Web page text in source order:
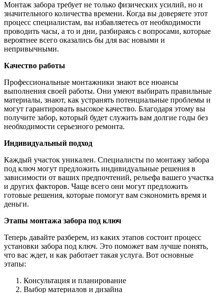
Монтаж забора требует не только физических усилий, но и
значительного количества времени. Когда вы доверяете этот
процесс специалистам, вы избавляетесь от необходимости
проводить часы, а то и дни, разбираясь с вопросами, которые
вероятнее всего оказались бы для вас новыми и
непривычными.
Качество работы
Профессиональные монтажники знают все нюансы
выполнения своей работы. Они умеют выбирать правильные
материалы, знают, как устранять потенциальные проблемы и
могут гарантировать высокое качество. Благодаря этому вы
получите забор, который будет служить вам долгие годы без
необходимости серьезного ремонта.
Индивидуальный подход
Каждый участок уникален. Специалисты по монтажу забора
под ключ могут предложить индивидуальные решения в
зависимости от ваших предпочтений, рельефа вашего участка
и других факторов. Чаще всего они могут предложить
готовые решения, которые помогут вам сэкономить время и
деньги.
Этапы монтажа забора под ключ
Теперь давайте разберем, из каких этапов состоит процесс
установки забора под ключ. Это поможет вам лучше понять,
что вас ждет, и как работает такая услуга. Вот основные
этапы:
Консультация и планирование
Выбор материалов и дизайна